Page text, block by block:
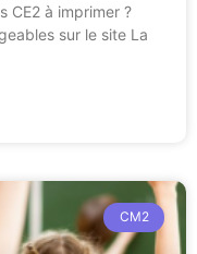
CE2 à imprimer ?
sur le site La
CM2